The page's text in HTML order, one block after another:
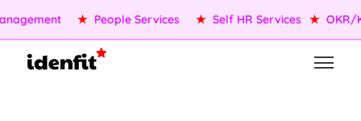
★ People Services ★ Self HR Services ★ OKR/